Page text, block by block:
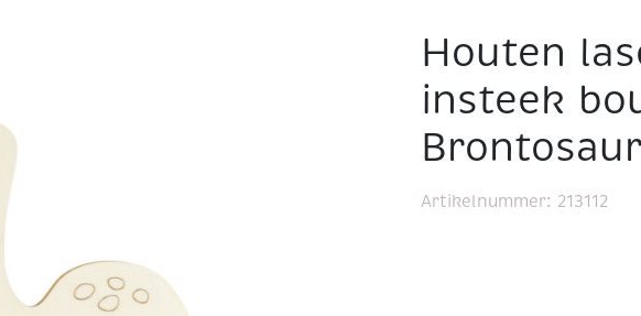
Houten lasergesneden insteek bouwpakket, Brontosaurus
Houten
insteek
Artikelnummer: 213112